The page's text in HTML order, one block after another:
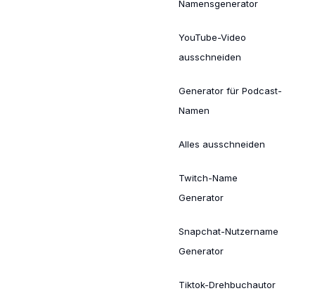
Namensgenerator
YouTube-Video
ausschneiden
Generator für Podcast-
Namen
Alles ausschneiden
Twitch-Name
Generator
Snapchat-Nutzername
Generator
Tiktok-Drehbuchautor